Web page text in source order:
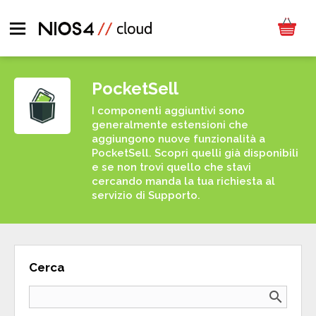
PocketSell
I componenti aggiuntivi sono
generalmente estensioni che
aggiungono nuove funzionalità a
PocketSell. Scopri quelli già disponibili
e se non trovi quello che stavi
cercando manda la tua richiesta al
servizio di Supporto.
Cerca
search